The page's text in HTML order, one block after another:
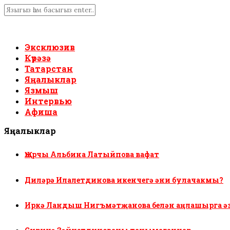
Эксклюзив
Күрәзә
Татарстан
Яңалыклар
Язмыш
Интервью
Афиша
Яңалыклар
Җырчы Альбина Латыйпова вафат
Диләрә Илалетдинова икенчегә әни булачакмы?
Иркә Ландыш Нигъмәтҗанова белән аңлашырга